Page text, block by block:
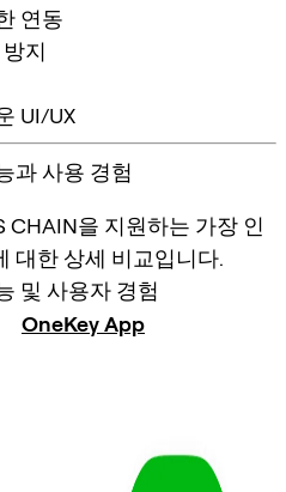
연동
지
UI/UX
과 사용 경험
CHAIN을 지원하는 가장 인
대한 상세 비교입니다.
및 사용자 경험
OneKey App